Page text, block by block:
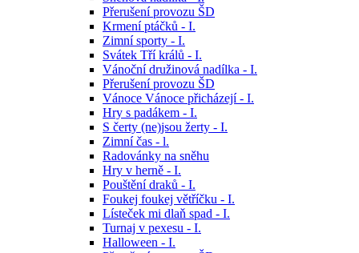
Přerušení provozu ŠD
Krmení ptáčků - I.
Zimní sporty - I.
Svátek Tří králů - I.
Vánoční družinová nadílka - I.
Přerušení provozu ŠD
Vánoce Vánoce přicházejí - I.
Hry s padákem - I.
S čerty (ne)jsou žerty - I.
Zimní čas - l.
Radovánky na sněhu
Hry v herně - I.
Pouštění draků - I.
Foukej foukej větříčku - I.
Lísteček mi dlaň spad - I.
Turnaj v pexesu - I.
Halloween - I.